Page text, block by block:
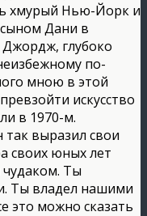
хмурый Нью-Йорк и
Дани в
глубоко
по-
мною в этой
искусство
в 1970-м.
так выразил свои
своих юных лет
Ты
Ты владел нашими
это можно сказать